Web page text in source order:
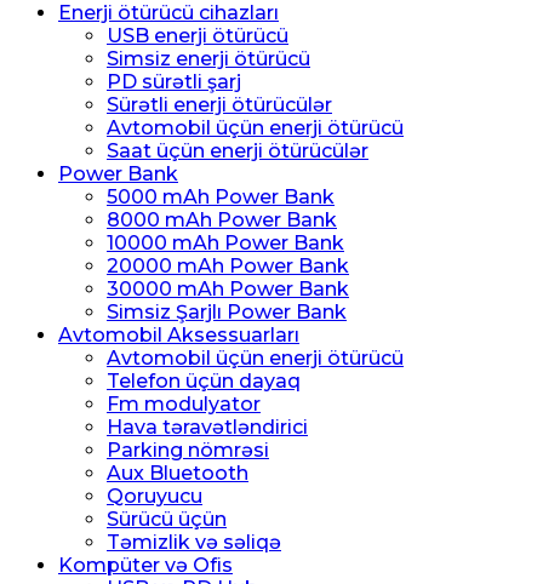
Enerji ötürücü cihazları
USB enerji ötürücü
Simsiz enerji ötürücü
PD sürətli şarj
Sürətli enerji ötürücülər
Avtomobil üçün enerji ötürücü
Saat üçün enerji ötürücülər
Power Bank
5000 mAh Power Bank
8000 mAh Power Bank
10000 mAh Power Bank
20000 mAh Power Bank
30000 mAh Power Bank
Simsiz Şarjlı Power Bank
Avtomobil Aksessuarları
Avtomobil üçün enerji ötürücü
Telefon üçün dayaq
Fm modulyator
Hava təravətləndirici
Parking nömrəsi
Aux Bluetooth
Qoruyucu
Sürücü üçün
Təmizlik və səliqə
Kompüter və Ofis